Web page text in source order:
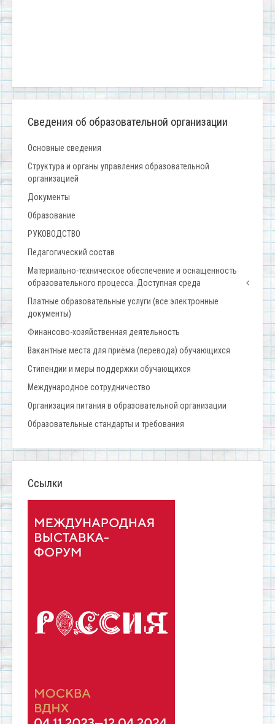
Сведения об образовательной организации
Основные сведения
Структура и органы управления образовательной
организацией
Документы
Образование
РУКОВОДСТВО
Педагогический состав
Материально-техническое обеспечение и оснащенность
образовательного процесса. Доступная среда
Платные образовательные услуги (все электронные
документы)
Финансово-хозяйственная деятельность
Вакантные места для приёма (перевода) обучающихся
Стипендии и меры поддержки обучающихся
Международное сотрудничество
Организация питания в образовательной организации
Образовательные стандарты и требования
Ссылки